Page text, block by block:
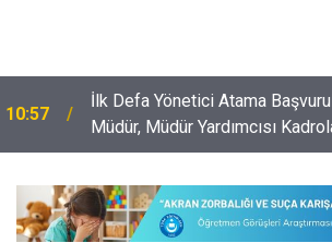
10:57
İlk Defa Yönetici Atama
Müdür, Müdür Yardımcısı